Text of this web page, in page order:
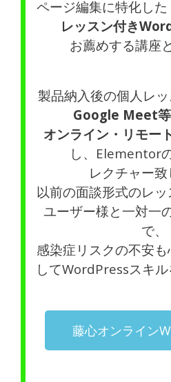
ページ編集に特化した
レッスン付き
お薦めする講座
製品納入後の個人レッ
Google Meet等
オンライン・リモー
し、Elementor
レクチャー致
以前の面談形式のレッ
ユーザー様と一対一
で、
感染症リスクの不安
してWordPressスキル
藤心オンライン